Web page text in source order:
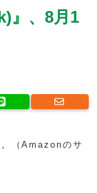
』、8月1
（Amazonのサ